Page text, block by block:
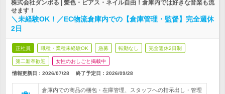
株式会社ダンボる | 髪色・ピアス・ネイル自由！倉庫内では好きな音楽も流
せます！
＼未経験OK！／EC物流倉庫内での【倉庫管理・監督】完全週休
2日
正社員 職種・業種未経験OK 急募 転勤なし 完全週休2日制
第二新卒歓迎 女性のおしごと掲載中
情報更新日：2026/07/28 終了予定日： 2026/09/28
倉庫内での商品の梱包・在庫管理、スタッフへの指示出し・管理